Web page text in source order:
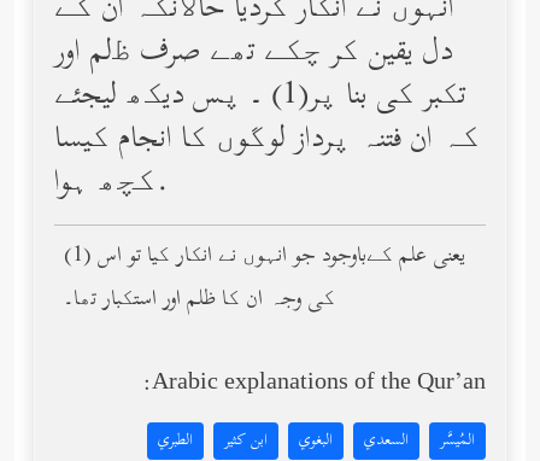
دل یقین کر چکے تھے صرف ﻇلم اور
تکبر کی بنا پر(1) ۔ پس دیکھ لیجئے
کہ ان فتنہ پرداز لوگوں کا انجام کیسا
کچھ ہوا.
(1) یعنی علم کےباوجود جو انہوں نے انکار کیا تو اس
کی وجہ ان کا ظلم اور استکبار تھا۔
Arabic explanations of the Qur’an:
المُيسَّر السعدي البغوي ابن كثير الطبري